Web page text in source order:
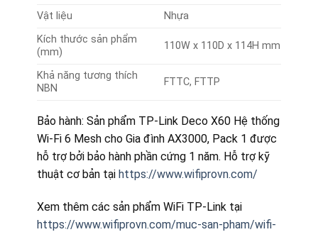
Vật liệu
Nhựa
Kích thước sản phẩm
(mm)
110W x 110D x 114H mm
Khả năng tương thích
NBN
FTTC, FTTP
Bảo hành: Sản phẩm TP-Link Deco X60 Hệ thống
Wi-Fi 6 Mesh cho Gia đình AX3000, Pack 1 được
hỗ trợ bởi bảo hành phần cứng 1 năm. Hỗ trợ kỹ
thuật cơ bản tại https://www.wifiprovn.com/
Xem thêm các sản phẩm WiFi TP-Link tại
https://www.wifiprovn.com/muc-san-pham/wifi-